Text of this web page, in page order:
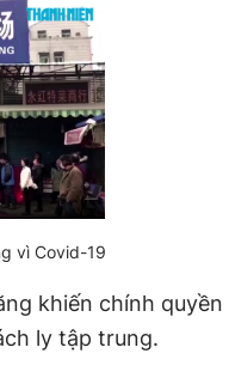
vì Covid-19
khiến chính
ly tập trung.